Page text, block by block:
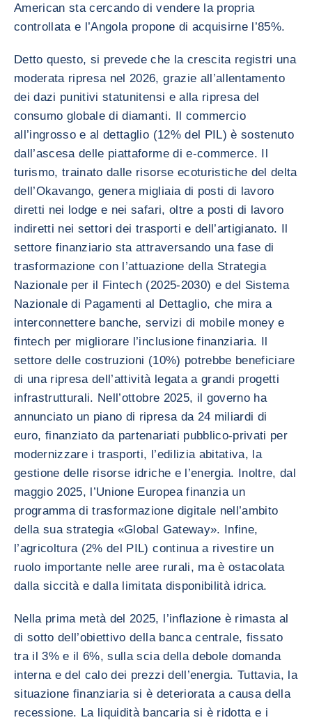
American sta cercando di vendere la propria
controllata e l’Angola propone di acquisirne l’85%.
Detto questo, si prevede che la crescita registri una
moderata ripresa nel 2026, grazie all’allentamento
dei dazi punitivi statunitensi e alla ripresa del
consumo globale di diamanti. Il commercio
all’ingrosso e al dettaglio (12% del PIL) è sostenuto
dall’ascesa delle piattaforme di e-commerce. Il
turismo, trainato dalle risorse ecoturistiche del delta
dell’Okavango, genera migliaia di posti di lavoro
diretti nei lodge e nei safari, oltre a posti di lavoro
indiretti nei settori dei trasporti e dell’artigianato. Il
settore finanziario sta attraversando una fase di
trasformazione con l’attuazione della Strategia
Nazionale per il Fintech (2025-2030) e del Sistema
Nazionale di Pagamenti al Dettaglio, che mira a
interconnettere banche, servizi di mobile money e
fintech per migliorare l’inclusione finanziaria. Il
settore delle costruzioni (10%) potrebbe beneficiare
di una ripresa dell’attività legata a grandi progetti
infrastrutturali. Nell’ottobre 2025, il governo ha
annunciato un piano di ripresa da 24 miliardi di
euro, finanziato da partenariati pubblico-privati per
modernizzare i trasporti, l’edilizia abitativa, la
gestione delle risorse idriche e l’energia. Inoltre, dal
maggio 2025, l’Unione Europea finanzia un
programma di trasformazione digitale nell’ambito
della sua strategia «Global Gateway». Infine,
l’agricoltura (2% del PIL) continua a rivestire un
ruolo importante nelle aree rurali, ma è ostacolata
dalla siccità e dalla limitata disponibilità idrica.
Nella prima metà del 2025, l’inflazione è rimasta al
di sotto dell’obiettivo della banca centrale, fissato
tra il 3% e il 6%, sulla scia della debole domanda
interna e del calo dei prezzi dell’energia. Tuttavia, la
situazione finanziaria si è deteriorata a causa della
recessione. La liquidità bancaria si è ridotta e i